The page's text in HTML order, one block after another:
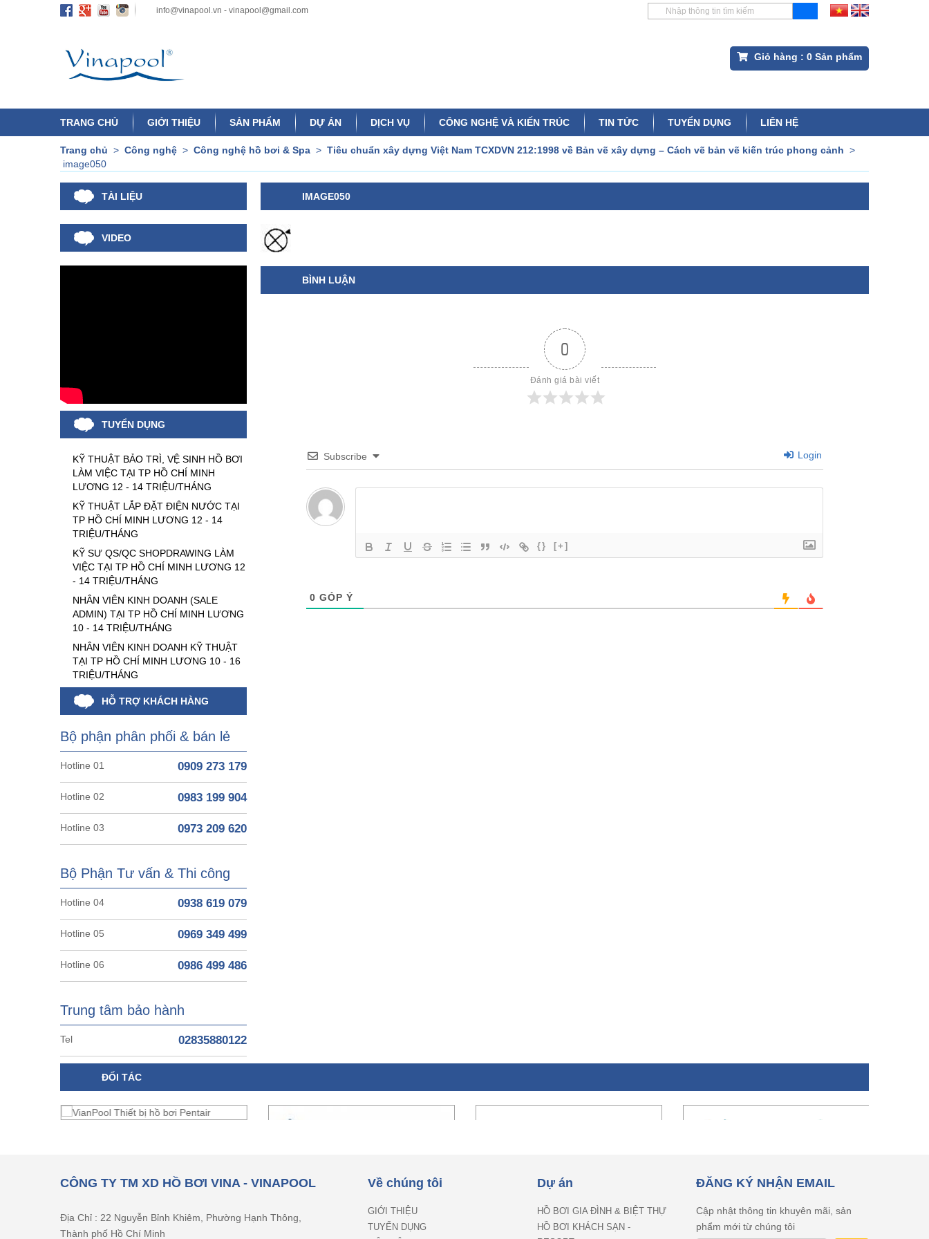
info@vinapool.vn - vinapool@gmail.com
Giỏ hàng : 0 Sản phẩm
TRANG CHỦ GIỚI THIỆU SẢN PHẨM DỰ ÁN DỊCH VỤ CÔNG NGHỆ VÀ KIẾN TRÚC TIN TỨC TUYỂN DỤNG LIÊN HỆ
Trang chủ > Công nghệ > Công nghệ hồ bơi & Spa > Tiêu chuẩn xây dựng Việt Nam TCXDVN 212:1998 về Bản vẽ xây dựng – Cách vẽ bản vẽ kiến trúc phong cảnh >
image050
TÀI LIỆU
VIDEO
TUYỂN DỤNG
KỸ THUẬT BẢO TRÌ, VỆ SINH HỒ BƠI
LÀM VIỆC TẠI TP HỒ CHÍ MINH
LƯƠNG 12 - 14 TRIỆU/THÁNG
KỸ THUẬT LẮP ĐẶT ĐIỆN NƯỚC TẠI
TP HỒ CHÍ MINH LƯƠNG 12 - 14
TRIỆU/THÁNG
KỸ SƯ QS/QC SHOPDRAWING LÀM
VIỆC TẠI TP HỒ CHÍ MINH LƯƠNG 12
- 14 TRIỆU/THÁNG
NHÂN VIÊN KINH DOANH (SALE
ADMIN) TẠI TP HỒ CHÍ MINH LƯƠNG
10 - 14 TRIỆU/THÁNG
NHÂN VIÊN KINH DOANH KỸ THUẬT
TẠI TP HỒ CHÍ MINH LƯƠNG 10 - 16
TRIỆU/THÁNG
HỖ TRỢ KHÁCH HÀNG
Bộ phận phân phối & bán lẻ
Hotline 01 0909 273 179
Hotline 02 0983 199 904
Hotline 03 0973 209 620
Bộ Phận Tư vấn & Thi công
Hotline 04 0938 619 079
Hotline 05 0969 349 499
Hotline 06 0986 499 486
Trung tâm bảo hành
Tel 02835880122
IMAGE050
BÌNH LUẬN
0
Đánh giá bài viết
Subscribe Login
{} [+]
0 GÓP Ý
ĐỐI TÁC
CÔNG TY TM XD HỒ BƠI VINA - VINAPOOL
Địa Chỉ : 22 Nguyễn Bỉnh Khiêm, Phường Hạnh Thông,
Thành phố Hồ Chí Minh
Về chúng tôi
GIỚI THIỆU
TUYỂN DỤNG
Dự án
HỒ BƠI GIA ĐÌNH & BIỆT THỰ
HỒ BƠI KHÁCH SẠN -
ĐĂNG KÝ NHẬN EMAIL
Cập nhật thông tin khuyên mãi, sản
phẩm mới từ chúng tôi